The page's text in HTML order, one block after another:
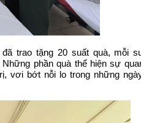
trao tặng 20 suất quà, mỗi
phần quà thể hiện sự
vơi bớt nỗi lo trong những